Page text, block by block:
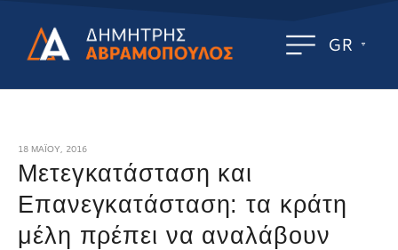
GR
18 ΜΑΪ́ΟΥ, 2016
Μετεγκατάσταση και
Επανεγκατάσταση: τα κράτη
μέλη πρέπει να αναλάβουν